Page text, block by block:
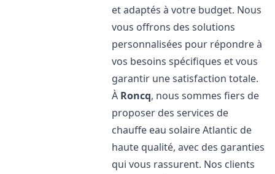
et adaptés à votre budget. Nous
vous offrons des solutions
personnalisées pour répondre à
vos besoins spécifiques et vous
garantir une satisfaction totale.
À Roncq, nous sommes fiers de
proposer des services de
chauffe eau solaire Atlantic de
haute qualité, avec des garanties
qui vous rassurent. Nos clients